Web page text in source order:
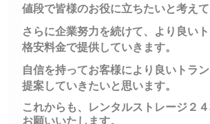
値段で皆様のお役に立ちたいと考えて
さらに企業努力を続けて、より良い
格安料金で提供していきます。
自信を持ってお客様により良いトラ
提案していきたいと思います。
これからも、レンタルストレージ２
お願いいたします。